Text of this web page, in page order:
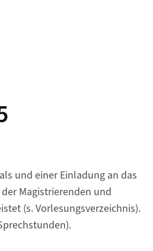
und einer Einladung an das
Magistrierenden und
(s. Vorlesungsverzeichnis).